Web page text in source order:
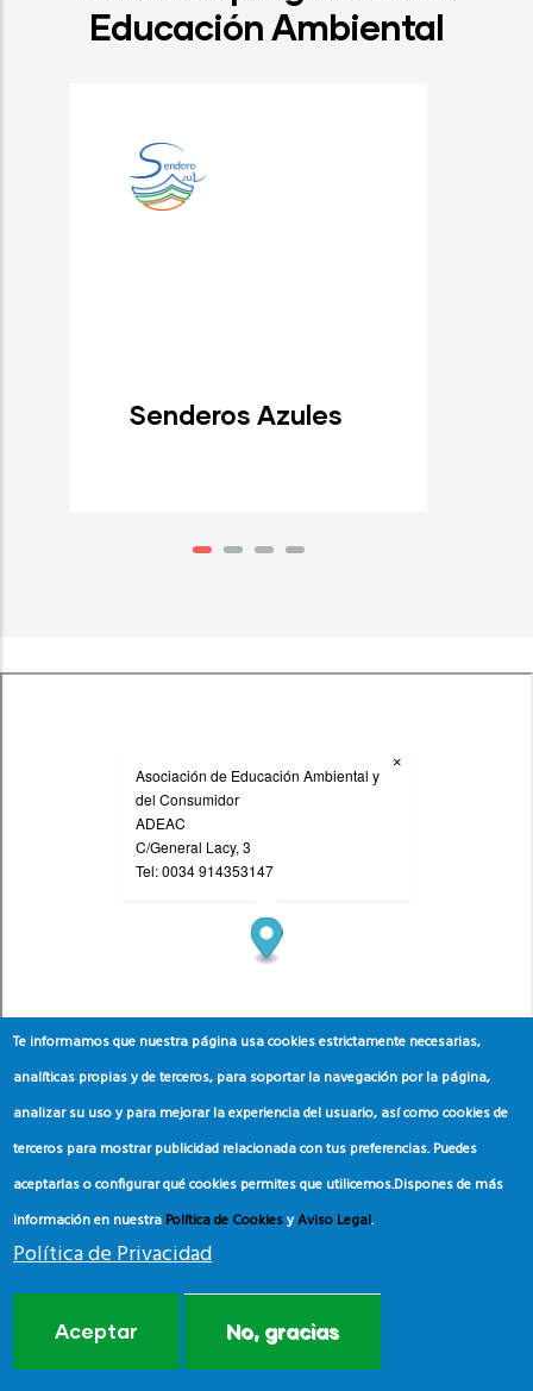
Educación Ambiental
Senderos Azules
Te informamos que nuestra página usa cookies estrictamente necesarias,
analíticas propias y de terceros, para soportar la navegación por la página,
analizar su uso y para mejorar la experiencia del usuario, así como cookies de
terceros para mostrar publicidad relacionada con tus preferencias. Puedes
aceptarlas o configurar qué cookies permites que utilicemos.Dispones de más
información en nuestra Política de CookiesyAviso Legal.
Política de Privacidad
Aceptar No, gracias